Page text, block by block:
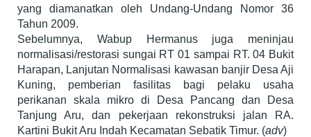
yang diamanatkan oleh Undang-Undang Nomor 36
Tahun 2009.
Sebelumnya, Wabup Hermanus juga meninjau
normalisasi/restorasi sungai RT 01 sampai RT. 04 Bukit
Harapan, Lanjutan Normalisasi kawasan banjir Desa Aji
Kuning, pemberian fasilitas bagi pelaku usaha
perikanan skala mikro di Desa Pancang dan Desa
Tanjung Aru, dan pekerjaan rekonstruksi jalan RA.
Kartini Bukit Aru Indah Kecamatan Sebatik Timur. (adv)